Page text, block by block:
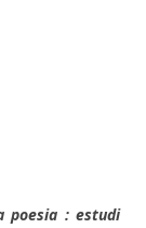
poesia : estudi